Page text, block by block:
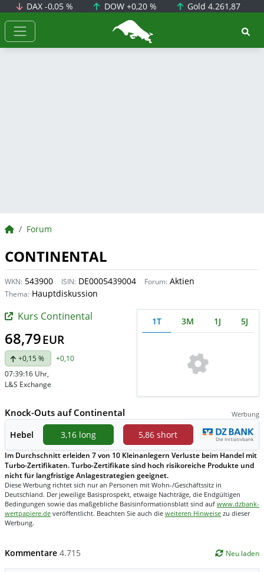
DAX-0,05 % DOW +0,20 % Gold4.261,87
BörsenNEWS.de
BörsenNEWS.de
Forum
CONTINENTAL
WKN: 543900 ISIN: DE0005439004 Forum: Aktien
Thema: Hauptdiskussion
Kurs Continental
68,79EUR
+0,15 %
+0,10
07:39:16 Uhr,
L&S Exchange
1T 3M 1J 5J
Knock-Outs auf Continental Werbung
Hebel 3,16 long 5,86 short
Im Durchschnitt erleiden 7 von 10 Kleinanlegern Verluste beim Handel mit
Turbo-Zertifikaten. Turbo-Zertifikate sind hoch risikoreiche Produkte und
nicht für langfristige Anlagestrategien geeignet.
Diese Werbung richtet sich nur an Personen mit Wohn-/Geschäftssitz in
Deutschland. Der jeweilige Basisprospekt, etwaige Nachträge, die Endgültigen
Bedingungen sowie das maßgebliche Basisinformationsblatt sind auf www.dzbank-
wertpapiere.de veröffentlicht. Beachten Sie auch die weiteren Hinweise zu dieser
Werbung.
Kommentare 4.715 Neu laden